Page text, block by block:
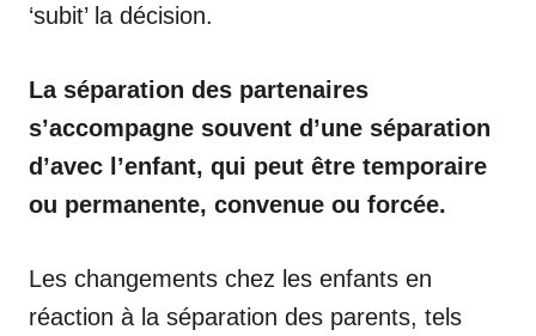
‘subit’ la décision.
La séparation des partenaires
s’accompagne souvent d’une séparation
d’avec l’enfant, qui peut être temporaire
ou permanente, convenue ou forcée.
Les changements chez les enfants en
réaction à la séparation des parents, tels